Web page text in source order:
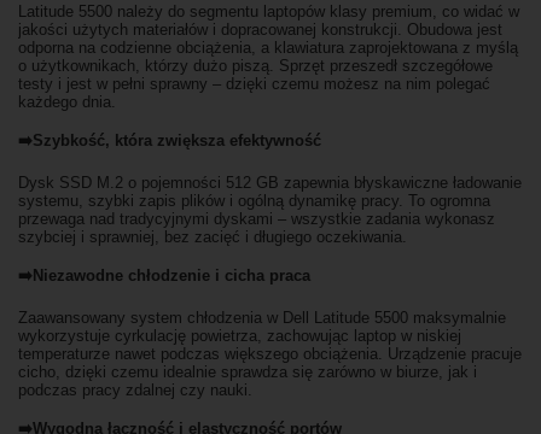
Latitude 5500 należy do segmentu laptopów klasy premium, co widać w
jakości użytych materiałów i dopracowanej konstrukcji. Obudowa jest
odporna na codzienne obciążenia, a klawiatura zaprojektowana z myślą
o użytkownikach, którzy dużo piszą. Sprzęt przeszedł szczegółowe
testy i jest w pełni sprawny – dzięki czemu możesz na nim polegać
każdego dnia.
➡️Szybkość, która zwiększa efektywność
Dysk SSD M.2 o pojemności 512 GB zapewnia błyskawiczne ładowanie
systemu, szybki zapis plików i ogólną dynamikę pracy. To ogromna
przewaga nad tradycyjnymi dyskami – wszystkie zadania wykonasz
szybciej i sprawniej, bez zacięć i długiego oczekiwania.
➡️Niezawodne chłodzenie i cicha praca
Zaawansowany system chłodzenia w Dell Latitude 5500 maksymalnie
wykorzystuje cyrkulację powietrza, zachowując laptop w niskiej
temperaturze nawet podczas większego obciążenia. Urządzenie pracuje
cicho, dzięki czemu idealnie sprawdza się zarówno w biurze, jak i
podczas pracy zdalnej czy nauki.
➡️Wygodna łączność i elastyczność portów